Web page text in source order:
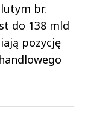
br.
do 138 mld
pozycję